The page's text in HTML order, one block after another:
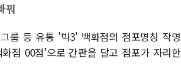
포스코홀딩스, 포스코인터·DX 지
태국 학교서 중학생 총기 난사...최
40.2도 찍은 서울 등 폭염중대
꿔
룹 등 유통 '빅3' 백화점의 점포명칭 작
점 00점'으로 간판을 달고 점포가 자리